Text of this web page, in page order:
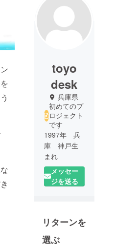
toyo
desk
兵庫県
初めてのプ
ロジェクト
です
1997年 兵
庫 神戸生
まれ
高専を経て
国立大学工
災害ボラン
境保全サー
メッセー
ジを送る
リターンを
選ぶ